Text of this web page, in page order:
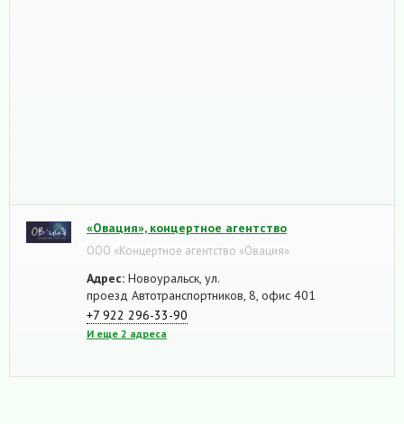
«Овация», концертное агентство
ООО «Концертное агентство «Овация»
Адрес: Новоуральск, ул.
проезд Автотранспортников, 8, офис 401
+7 922 296-33-90
И еще 2 адреса